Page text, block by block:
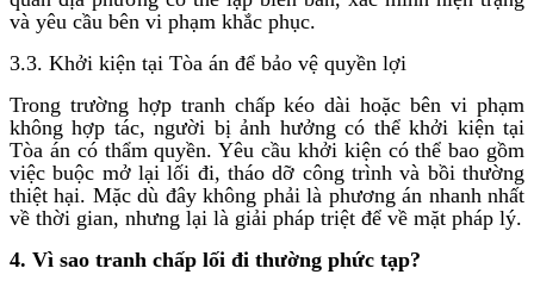
và yêu cầu bên vi phạm khắc phục.
3.3. Khởi kiện tại Tòa án để bảo vệ quyền lợi
Trong trường hợp tranh chấp kéo dài hoặc bên vi phạm
không hợp tác, người bị ảnh hưởng có thể khởi kiện tại
Tòa án có thẩm quyền. Yêu cầu khởi kiện có thể bao gồm
việc buộc mở lại lối đi, tháo dỡ công trình và bồi thường
thiệt hại. Mặc dù đây không phải là phương án nhanh nhất
về thời gian, nhưng lại là giải pháp triệt để về mặt pháp lý.
4. Vì sao tranh chấp lối đi thường phức tạp?